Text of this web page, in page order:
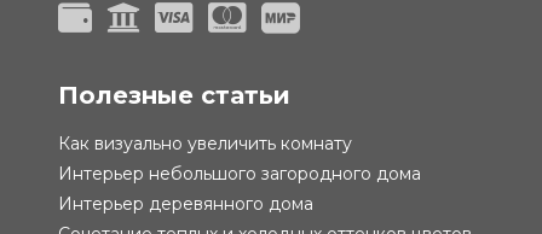
Полезные статьи
Как визуально увеличить комнату
Интерьер небольшого загородного дома
Интерьер деревянного дома